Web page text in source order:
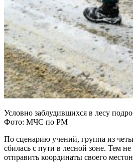
Условно заблудившихся в лесу
Фото: МЧС по РМ
По сценарию учений, группа из
сбилась с пути в лесной зоне. Тем
отправить координаты своего